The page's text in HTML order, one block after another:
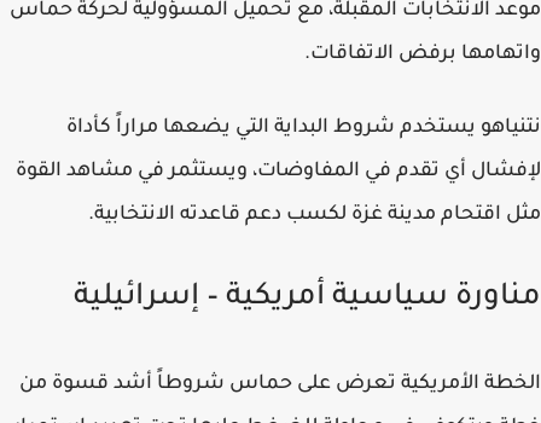
موعد الانتخابات المقبلة، مع تحميل المسؤولية لحركة حماس
واتهامها برفض الاتفاقات.
نتنياهو يستخدم شروط البداية التي يضعها مراراً كأداة
لإفشال أي تقدم في المفاوضات، ويستثمر في مشاهد القوة
مثل اقتحام مدينة غزة لكسب دعم قاعدته الانتخابية.
مناورة سياسية أمريكية – إسرائيلية
الخطة الأمريكية تعرض على حماس شروطاً أشد قسوة من